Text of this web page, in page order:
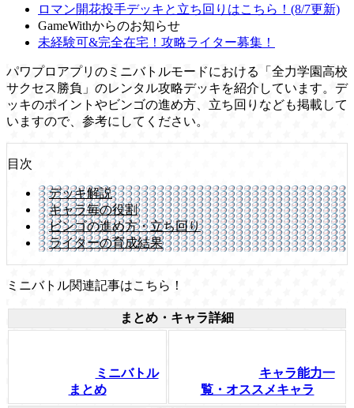
ロマン開花投手デッキと立ち回りはこちら！(8/7更新)
GameWithからのお知らせ
未経験可&完全在宅！攻略ライター募集！
パワプロアプリのミニバトルモードにおける「全力学園高校
サクセス勝負」のレンタル攻略デッキを紹介しています。デ
ッキのポイントやビンゴの進め方、立ち回りなども掲載して
いますので、参考にしてください。
目次
デッキ解説
キャラ毎の役割
ビンゴの進め方・立ち回り
ライターの育成結果
ミニバトル関連記事はこちら！
まとめ・キャラ詳細
ミニバトル
まとめ
キャラ能力一
覧・オススメキャラ